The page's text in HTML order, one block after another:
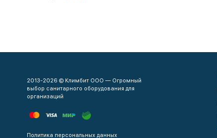
2013-2026 © Климбит ООО — Огромный
выбор санитарного оборудования для
организаций
Политика персональных данных